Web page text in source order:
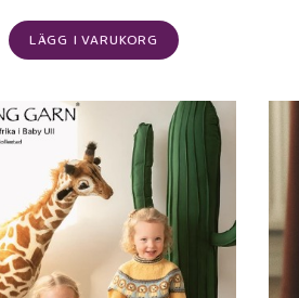
LÄGG I VARUKORG